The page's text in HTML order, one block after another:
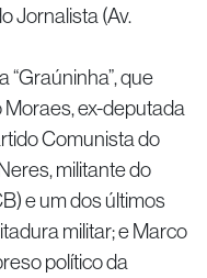
Jornalista (Av.
“Graúninha”, que
Moraes, ex-deputada
Comunista do
militante do
e um dos últimos
militar; e Marco
político da